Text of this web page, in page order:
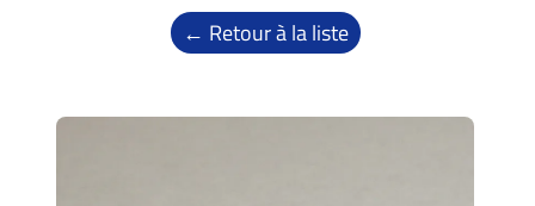
← Retour à la liste